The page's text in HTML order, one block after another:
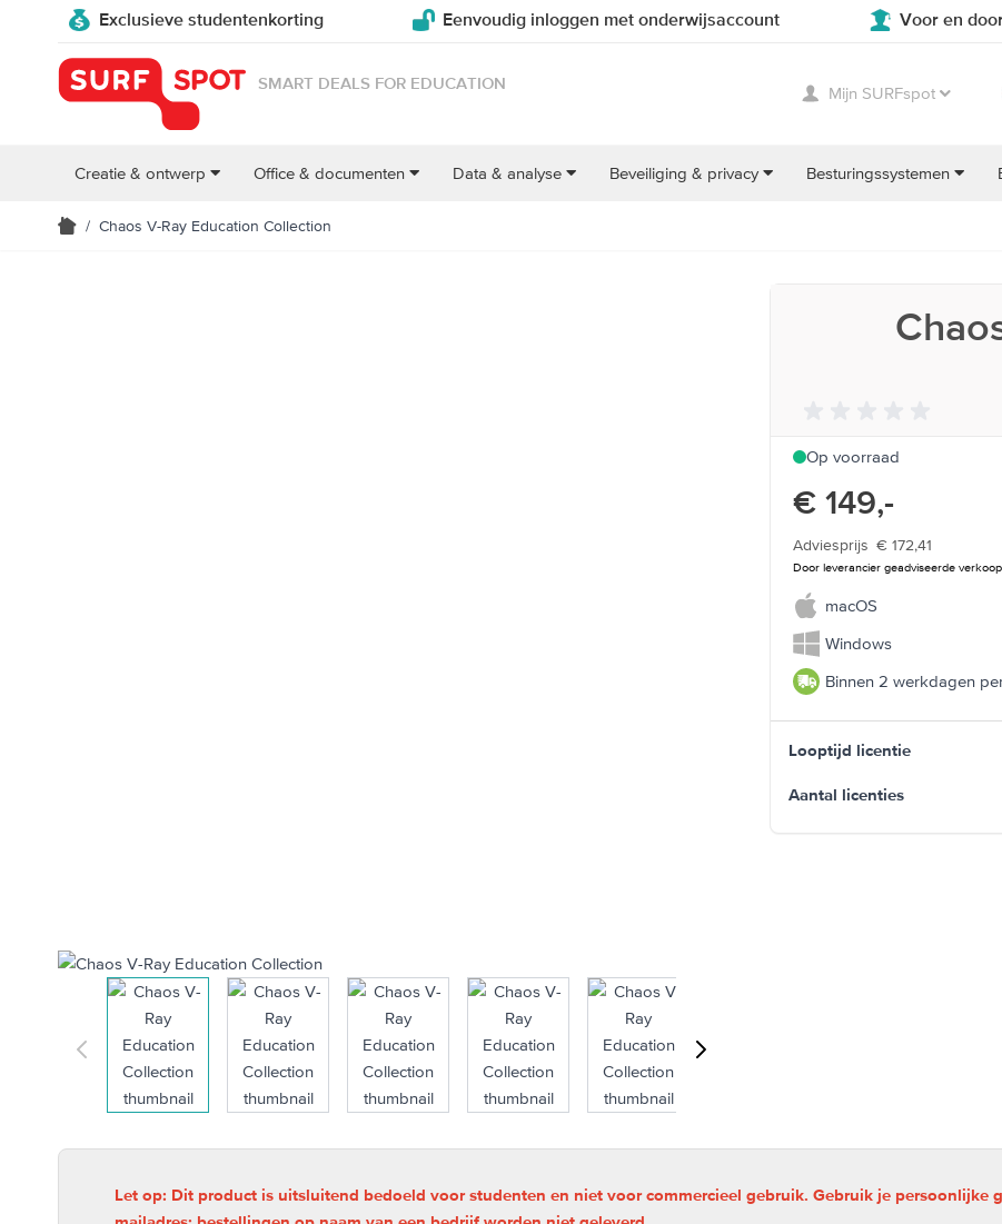
Exclusieve studentenkorting Eenvoudig inloggen met onderwijsaccount Voor en
SMART DEALS FOR EDUCATION
Mijn SURFspot
Creatie & ontwerp Office & documenten Data & analyse Beveiliging & privacy Besturingssystemen
/ Chaos V-Ray Education Collection
Op voorraad
€ 149,-
Adviesprijs € 172,41
Door leverancier geadviseerde
macOS
Windows
Binnen 2 werkdagen
Looptijd licentie
Aantal licenties
View larger imageView larger imageView larger imageView larger imageView larger image
Let op: Dit product is uitsluitend bedoeld voor studenten en niet voor commercieel gebruik. Gebruik je persoonlijke